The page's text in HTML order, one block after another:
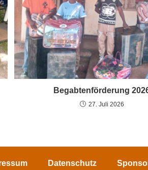
Begabtenförderung
27. Juli 2026
Datenschutz